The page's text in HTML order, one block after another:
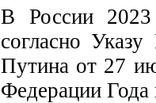
В России 2023
согласно
Путина от 27
Федерации Года